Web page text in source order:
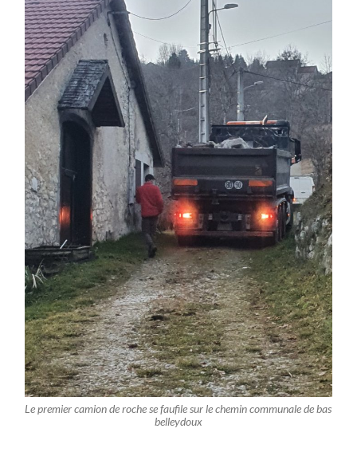
Le premier camion de roche se faufile sur le chemin communale de bas
belleydoux